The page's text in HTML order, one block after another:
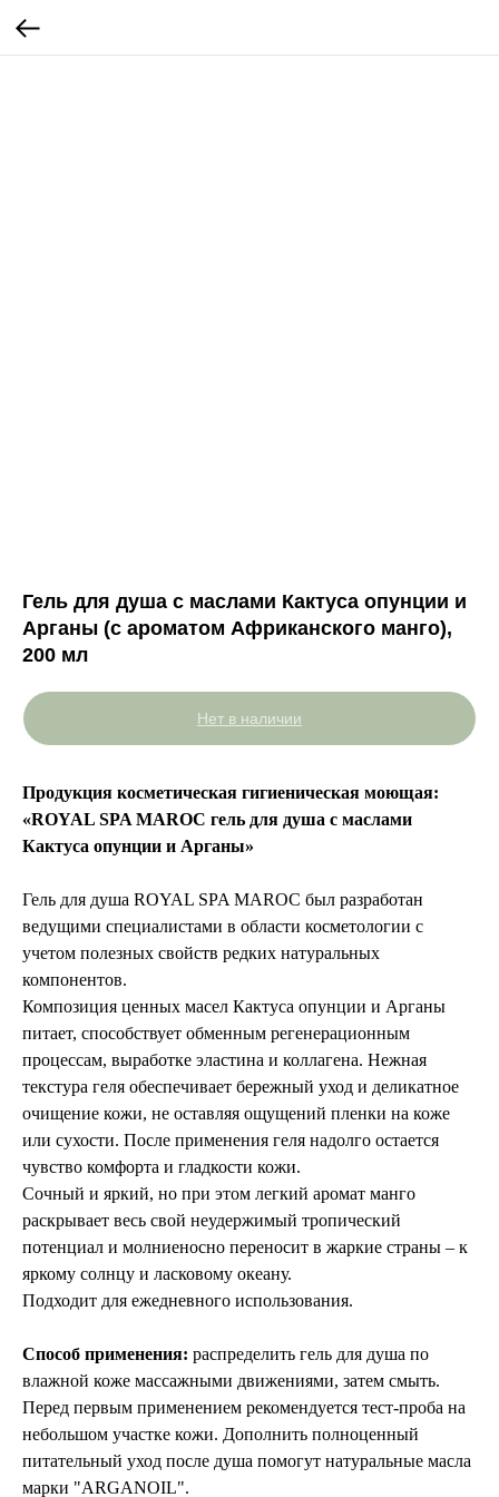
Гель для душа с маслами Кактуса опунции и
Арганы (с ароматом Африканского манго),
200 мл
Нет в наличии
Продукция косметическая гигиеническая моющая:
«ROYAL SPA MAROC гель для душа с маслами
Кактуса опунции и Арганы»
Гель для душа ROYAL SPA MAROC был разработан
ведущими специалистами в области косметологии с
учетом полезных свойств редких натуральных
компонентов.
Композиция ценных масел Кактуса опунции и Арганы
питает, способствует обменным регенерационным
процессам, выработке эластина и коллагена. Нежная
текстура геля обеспечивает бережный уход и деликатное
очищение кожи, не оставляя ощущений пленки на коже
или сухости. После применения геля надолго остается
чувство комфорта и гладкости кожи.
Сочный и яркий, но при этом легкий аромат манго
раскрывает весь свой неудержимый тропический
потенциал и молниеносно переносит в жаркие страны – к
яркому солнцу и ласковому океану.
Подходит для ежедневного использования.
Способ применения: распределить гель для душа по
влажной коже массажными движениями, затем смыть.
Перед первым применением рекомендуется тест-проба на
небольшом участке кожи. Дополнить полноценный
питательный уход после душа помогут натуральные масла
марки "ARGANOIL".